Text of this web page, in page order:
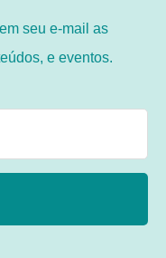
seu e-mail as
e eventos.